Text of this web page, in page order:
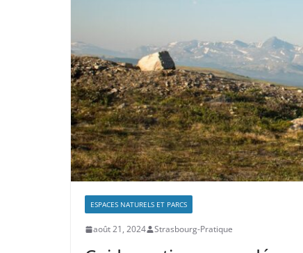
ESPACES NATURELS ET PARCS
août 21, 2024 Strasbourg-Pratique